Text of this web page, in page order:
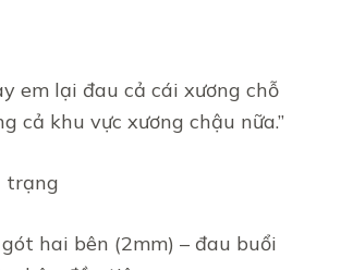
em lại đau cả cái xương chỗ
cả khu vực xương chậu nữa.”
trạng
hai bên (2mm) – đau buổi